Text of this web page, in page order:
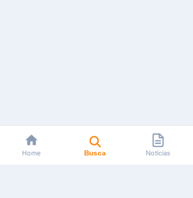
Home Busca Notícias